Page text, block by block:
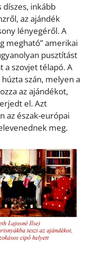
inkább
az ajándék
lényegéről. A
megható” amerikai
pusztítást
a szovjet télapó. A
szán, melyen a
az ajándékot,
el. Azt
az észak-európai
meg.